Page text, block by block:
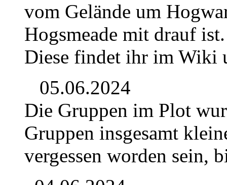
vom Gelände um
Hogsmeade mit drauf
Diese findet ihr im Wiki
05.06.2024
Die Gruppen im Plot
Gruppen insgesamt
vergessen worden sein,